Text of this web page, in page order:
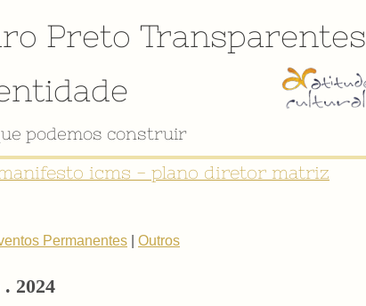
Preto Transparentes
podemos construir
icms - plano diretor matriz
Permanentes Outros
2024